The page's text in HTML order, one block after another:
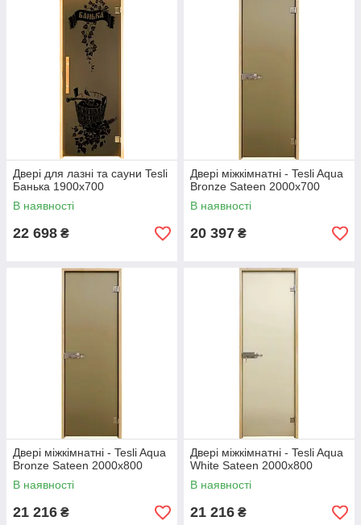
Двері для лазні та сауни Tesli
Банька 1900х700
В наявності
22 698 ₴
Двері міжкімнатні - Tesli Aqua
Bronze Sateen 2000х700
В наявності
20 397 ₴
Двері міжкімнатні - Tesli Aqua
Bronze Sateen 2000х800
В наявності
21 216 ₴
Двері міжкімнатні - Tesli Aqua
White Sateen 2000х800
В наявності
21 216 ₴